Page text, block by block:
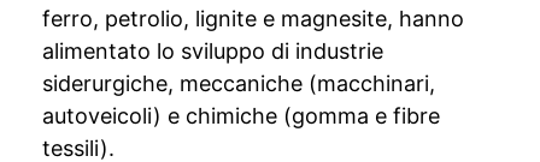
ferro, petrolio, lignite e magnesite, hanno
alimentato lo sviluppo di industrie
siderurgiche, meccaniche (macchinari,
autoveicoli) e chimiche (gomma e fibre
tessili).